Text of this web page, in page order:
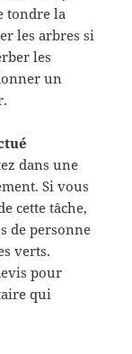
tondre la
les arbres si
les
un
dans une
Si vous
cette tâche,
de personne
verts.
pour
qui